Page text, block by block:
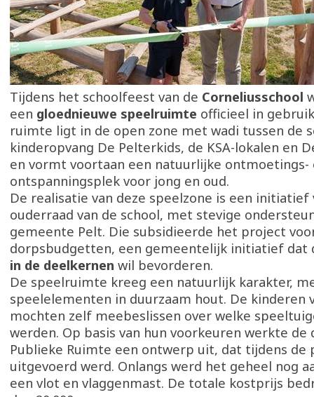
Tijdens het schoolfeest van de Corneliusschool
een gloednieuwe speelruimte officieel in
ruimte ligt in de open zone met wadi tussen de
kinderopvang De Pelterkids, de KSA-lokalen en
en vormt voortaan een natuurlijke ontmoetings-
ontspanningsplek voor jong en oud.
De realisatie van deze speelzone is een initiatief
ouderraad van de school, met stevige
gemeente Pelt. Die subsidieerde het project
dorpsbudgetten, een gemeentelijk initiatief dat
in de deelkernen wil bevorderen.
De speelruimte kreeg een natuurlijk karakter,
speelelementen in duurzaam hout. De kinderen
mochten zelf meebeslissen over welke
werden. Op basis van hun voorkeuren werkte de
Publieke Ruimte een ontwerp uit, dat tijdens de
uitgevoerd werd. Onlangs werd het geheel nog
een vlot en vlaggenmast. De totale kostprijs